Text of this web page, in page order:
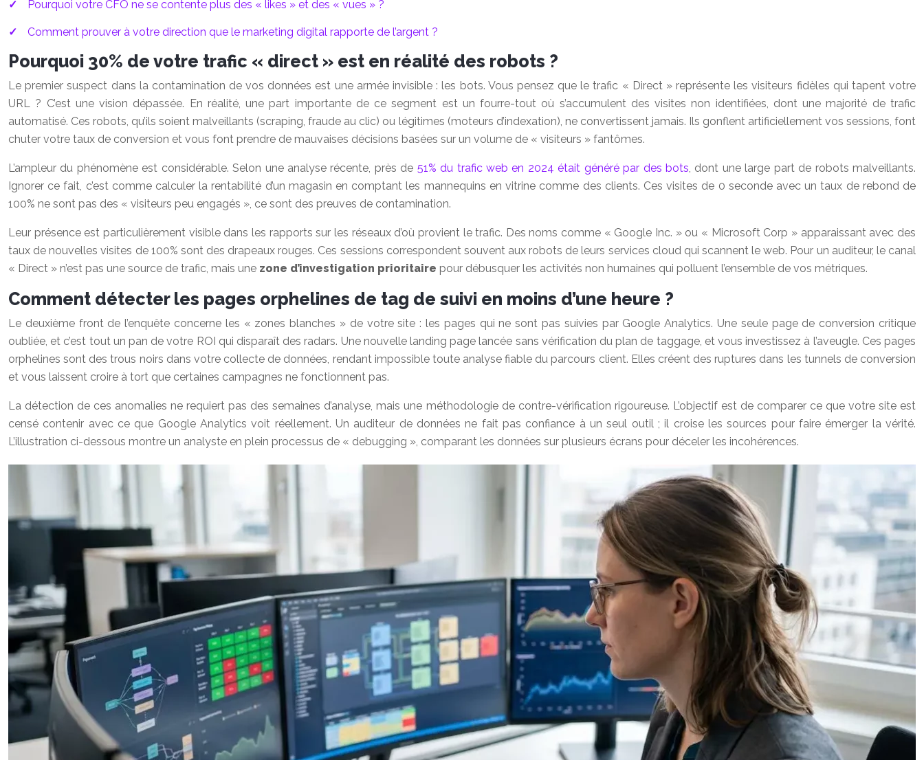
Pourquoi votre CFO ne se contente plus des « likes » et des « vues » ?
Comment prouver à votre direction que le marketing digital rapporte de l’argent ?
Pourquoi 30% de votre trafic « direct » est en réalité des robots ?
Le premier suspect dans la contamination de vos données est une armée invisible : les bots. Vous pensez que le trafic « Direct » représente les visiteurs fidèles qui tapent votre
URL ? C’est une vision dépassée. En réalité, une part importante de ce segment est un fourre-tout où s’accumulent des visites non identifiées, dont une majorité de trafic
automatisé. Ces robots, qu’ils soient malveillants (scraping, fraude au clic) ou légitimes (moteurs d’indexation), ne convertissent jamais. Ils gonflent artificiellement vos sessions, font
chuter votre taux de conversion et vous font prendre de mauvaises décisions basées sur un volume de « visiteurs » fantômes.
L’ampleur du phénomène est considérable. Selon une analyse récente, près de 51% du trafic web en 2024 était généré par des bots, dont une large part de robots malveillants.
Ignorer ce fait, c’est comme calculer la rentabilité d’un magasin en comptant les mannequins en vitrine comme des clients. Ces visites de 0 seconde avec un taux de rebond de
100% ne sont pas des « visiteurs peu engagés », ce sont des preuves de contamination.
Leur présence est particulièrement visible dans les rapports sur les réseaux d’où provient le trafic. Des noms comme « Google Inc. » ou « Microsoft Corp » apparaissant avec des
taux de nouvelles visites de 100% sont des drapeaux rouges. Ces sessions correspondent souvent aux robots de leurs services cloud qui scannent le web. Pour un auditeur, le canal
« Direct » n’est pas une source de trafic, mais une zone d’investigation prioritaire pour débusquer les activités non humaines qui polluent l’ensemble de vos métriques.
Comment détecter les pages orphelines de tag de suivi en moins d’une heure ?
Le deuxième front de l’enquête concerne les « zones blanches » de votre site : les pages qui ne sont pas suivies par Google Analytics. Une seule page de conversion critique
oubliée, et c’est tout un pan de votre ROI qui disparaît des radars. Une nouvelle landing page lancée sans vérification du plan de taggage, et vous investissez à l’aveugle. Ces pages
orphelines sont des trous noirs dans votre collecte de données, rendant impossible toute analyse fiable du parcours client. Elles créent des ruptures dans les tunnels de conversion
et vous laissent croire à tort que certaines campagnes ne fonctionnent pas.
La détection de ces anomalies ne requiert pas des semaines d’analyse, mais une méthodologie de contre-vérification rigoureuse. L’objectif est de comparer ce que votre site est
censé contenir avec ce que Google Analytics voit réellement. Un auditeur de données ne fait pas confiance à un seul outil ; il croise les sources pour faire émerger la vérité.
L’illustration ci-dessous montre un analyste en plein processus de « debugging », comparant les données sur plusieurs écrans pour déceler les incohérences.